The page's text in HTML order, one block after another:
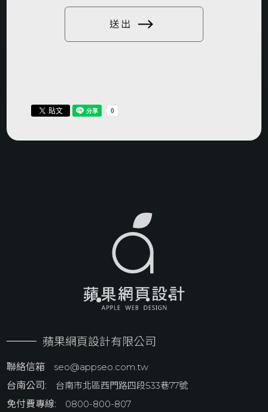
送出
蘋果網頁設計有限公司
聯絡信箱 seo@appseo.com.tw
免付費專線: 0800-800-807
台南公司: 台南市北區西門路四段533巷77號